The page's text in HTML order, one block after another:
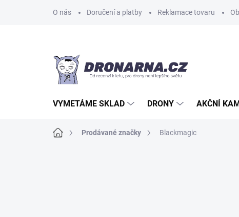
O nás Doručení a platby Reklamace tovaru
VYMETÁME SKLAD DRONY AKČNÍ
Domů Prodávané značky Blackmagic